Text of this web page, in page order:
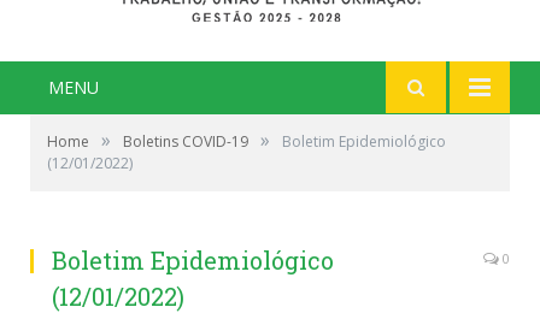
MENU
Home » Boletins COVID-19 »
Boletim Epidemiológico
(12/01/2022)
Boletim Epidemiológico
(12/01/2022)
0